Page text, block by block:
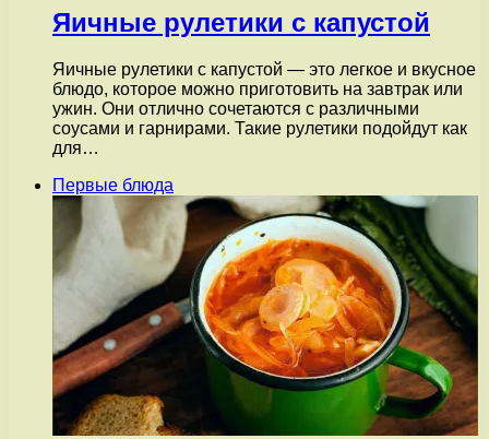
Яичные рулетики с капустой
Яичные рулетики с капустой — это легкое и вкусное
блюдо, которое можно приготовить на завтрак или
ужин. Они отлично сочетаются с различными
соусами и гарнирами. Такие рулетики подойдут как
для…
Первые блюда